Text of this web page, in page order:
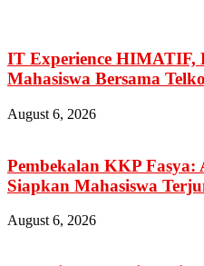
IT Experience HIMATIF,
Mahasiswa Bersama
August 6, 2026
Pembekalan KKP Fasya:
Siapkan Mahasiswa
August 6, 2026